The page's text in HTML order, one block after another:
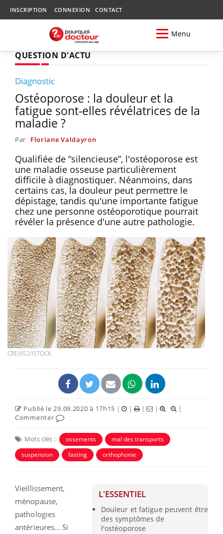
INSCRIPTION CONNEXION CONTACT
Menu
QUESTION D'ACTU
Diagnostic
Ostéoporose : la douleur et la
fatigue sont-elles révélatrices de la
maladie ?
Par Floriane Valdayron
Qualifiée de “silencieuse”, l'ostéoporose est
une maladie osseuse particulièrement
difficile à diagnostiquer. Néanmoins, dans
certains cas, la douleur peut permettre le
dépistage, tandis qu'une importante fatigue
chez une personne ostéoporotique pourrait
révéler la présence d'une autre pathologie.
CREVIS2/ISTOCK
Publié le 29.09.2020 à 17h15 | | | |
|
Commenter
Mots clés : ossements
mal des transports
suspension
fasting orthophonie
L'ESSENTIEL
Douleur et fatigue peuvent être
des symptômes de
l'ostéoporose
Vieillissement,
ménopause,
pathologies
antérieures… Si